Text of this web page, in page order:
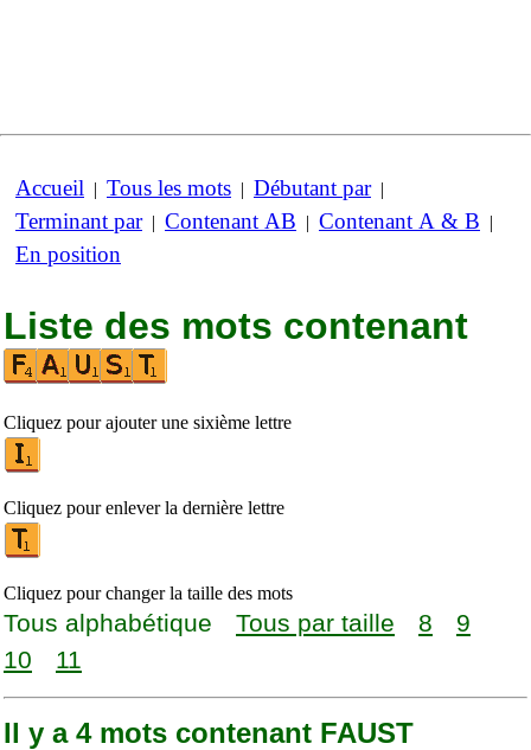
Accueil | Tous les mots | Débutant par|
Terminant par| Contenant AB | Contenant A & B |
En position
Liste des mots contenant
Cliquez pour ajouter une sixième lettre
Cliquez pour enlever la dernière lettre
Cliquez pour changer la taille des mots
Tous alphabétique Tous par taille 8
9
10
11
Il y a 4 mots contenant FAUST